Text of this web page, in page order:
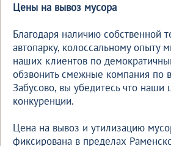
Цены на вывоз мусора
Благодаря наличию собственной
автопарку, колоссальному опыту
наших клиентов по
обзвонить смежные компания по
Забусово, вы убедитесь что наши
конкуренции.
Цена на вывоз и утилизацию
фиксирована в пределах